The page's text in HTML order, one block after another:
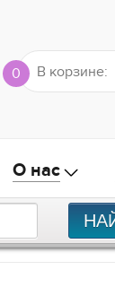
0 В корзине:
О нас